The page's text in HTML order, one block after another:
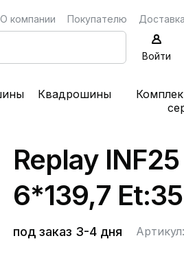
О компании Покупателю Доставка
Войти
Квадрошины
Replay
6*139,7
под заказ 3-4 дня Артикул: